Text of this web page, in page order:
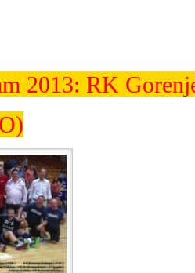
2013: RK